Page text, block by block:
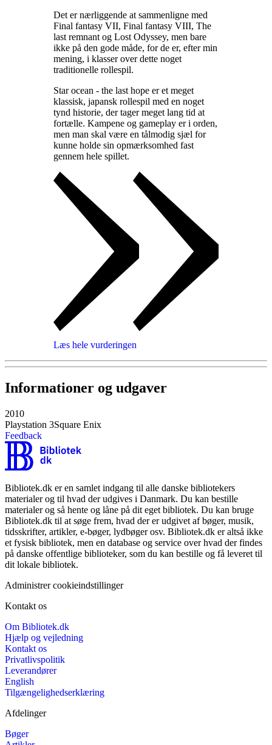
Det er nærliggende at sammenligne med
Final fantasy VII, Final fantasy VIII, The
last remnant og Lost Odyssey, men bare
ikke på den gode måde, for de er, efter min
mening, i klasser over dette noget
traditionelle rollespil.
Star ocean - the last hope er et meget
klassisk, japansk rollespil med en noget
tynd historie, der tager meget lang tid at
fortælle. Kampene og gameplay er i orden,
men man skal være en tålmodig sjæl for
kunne holde sin opmærksomhed fast
gennem hele spillet.
Læs hele vurderingen
Informationer og udgaver
2010
Playstation 3Square Enix
Feedback
Bibliotek.dk er en samlet indgang til alle danske bibliotekers
materialer og til hvad der udgives i Danmark. Du kan bestille
materialer og så hente og låne på dit eget bibliotek. Du kan bruge
Bibliotek.dk til at søge frem, hvad der er udgivet af bøger, musik,
tidsskrifter, artikler, e-bøger, lydbøger osv. Bibliotek.dk er altså ikke
et fysisk bibliotek, men en database og service over hvad der findes
på danske offentlige biblioteker, som du kan bestille og få leveret til
dit lokale bibliotek.
Administrer cookieindstillinger
Kontakt os
Om Bibliotek.dk
Hjælp og vejledning
Kontakt os
Privatlivspolitik
Leverandører
English
Tilgængelighedserklæring
Afdelinger
Bøger